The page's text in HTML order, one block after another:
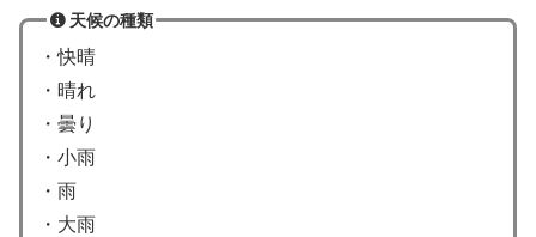
天候の種類
・快晴
・晴れ
・曇り
・小雨
・雨
・大雨